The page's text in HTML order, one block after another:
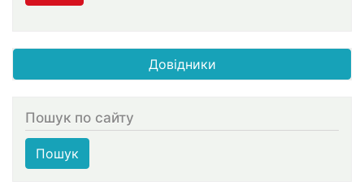
Довідники
Пошук по сайту
Пошук